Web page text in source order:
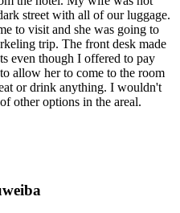
street with all of our luggage.
to visit and she was going to
trip. The front desk made
even though I offered to pay
allow her to come to the room
or drink anything. I wouldn't
other options in the areal.